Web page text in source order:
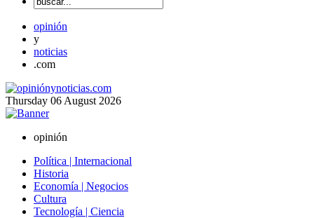
opinión
y
noticias
.com
Thursday 06 August 2026
opinión
Política | Internacional
Historia
Economía | Negocios
Cultura
Tecnología | Ciencia